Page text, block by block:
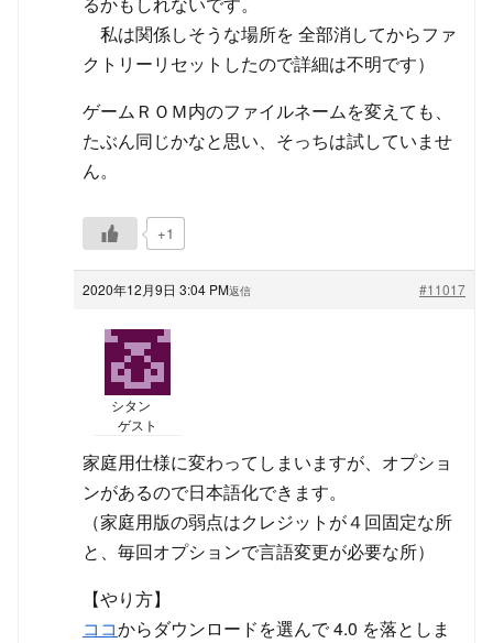
私は関係しそうな場所を 全部消してからファ
クトリーリセットしたので詳細は不明です）
ゲームＲＯＭ内のファイルネームを変えても、
たぶん同じかなと思い、そっちは試していませ
ん。
+1
2020年12月9日 3:04 PM #11017
返信
シタン
ゲスト
家庭用仕様に変わってしまいますが、オプショ
ンがあるので日本語化できます。
（家庭用版の弱点はクレジットが４回固定な所
と、毎回オプションで言語変更が必要な所）
【やり方】
ココからダウンロードを選んで 4.0 を落としま